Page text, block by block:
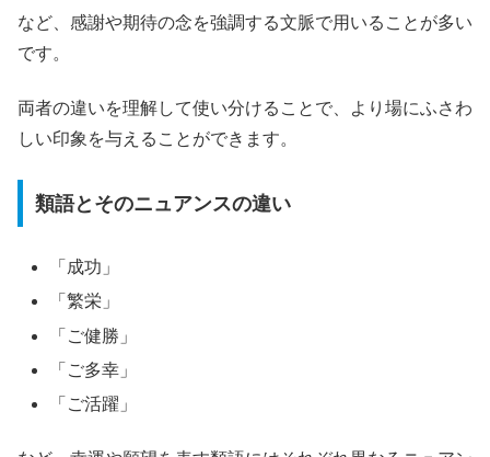
など、感謝や期待の念を強調する文脈で用いることが多い
です。
両者の違いを理解して使い分けることで、より場にふさわ
しい印象を与えることができます。
類語とそのニュアンスの違い
「成功」
「繁栄」
「ご健勝」
「ご多幸」
「ご活躍」